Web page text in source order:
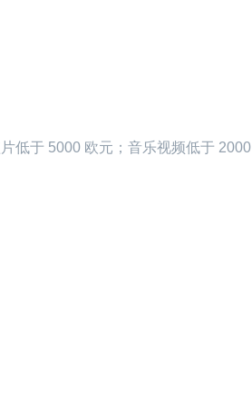
低于 5000 欧元；音乐视频低于 2000